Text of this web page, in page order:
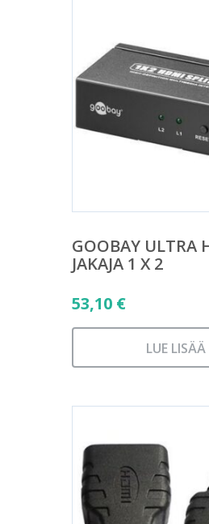
GOOBAY ULTRA
JAKAJA 1 X 2
53,10 €
LUE